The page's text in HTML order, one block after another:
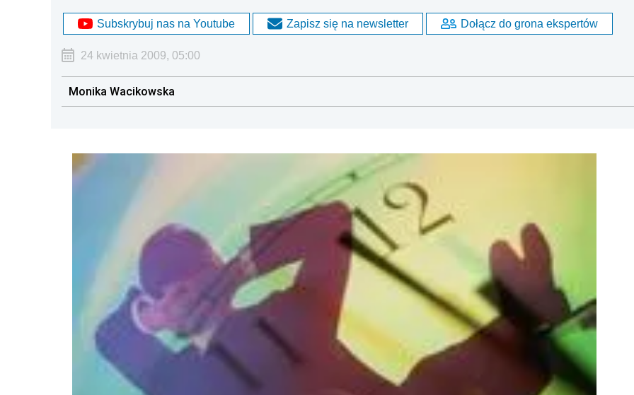
Subskrybuj nas na Youtube Zapisz się na newsletter Dołącz do grona ekspertów
24 kwietnia 2009, 05:00
Monika Wacikowska